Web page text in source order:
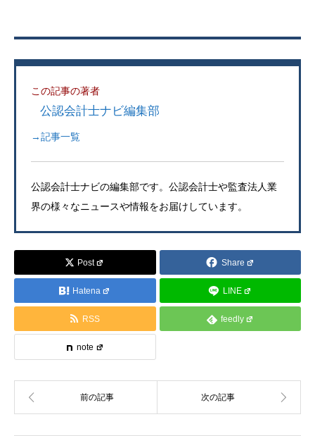
この記事の著者
公認会計士ナビ編集部
→記事一覧
公認会計士ナビの編集部です。公認会計士や監査法人業
界の様々なニュースや情報をお届けしています。
Post Share
Hatena LINE
RSS feedly
note